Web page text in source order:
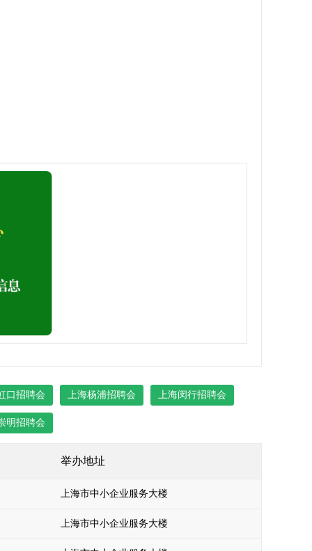
口招聘会 上海杨浦招聘会 上海闵行招聘会
明招聘会
举办地址
上海市中小企业服务大楼
上海市中小企业服务大楼